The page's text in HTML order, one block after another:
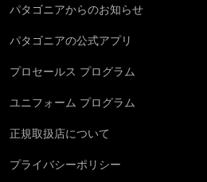
パタゴニアからのお知らせ
パタゴニアの公式アプリ
プロセールス プログラム
ユニフォーム プログラム
正規取扱店について
プライバシーポリシー